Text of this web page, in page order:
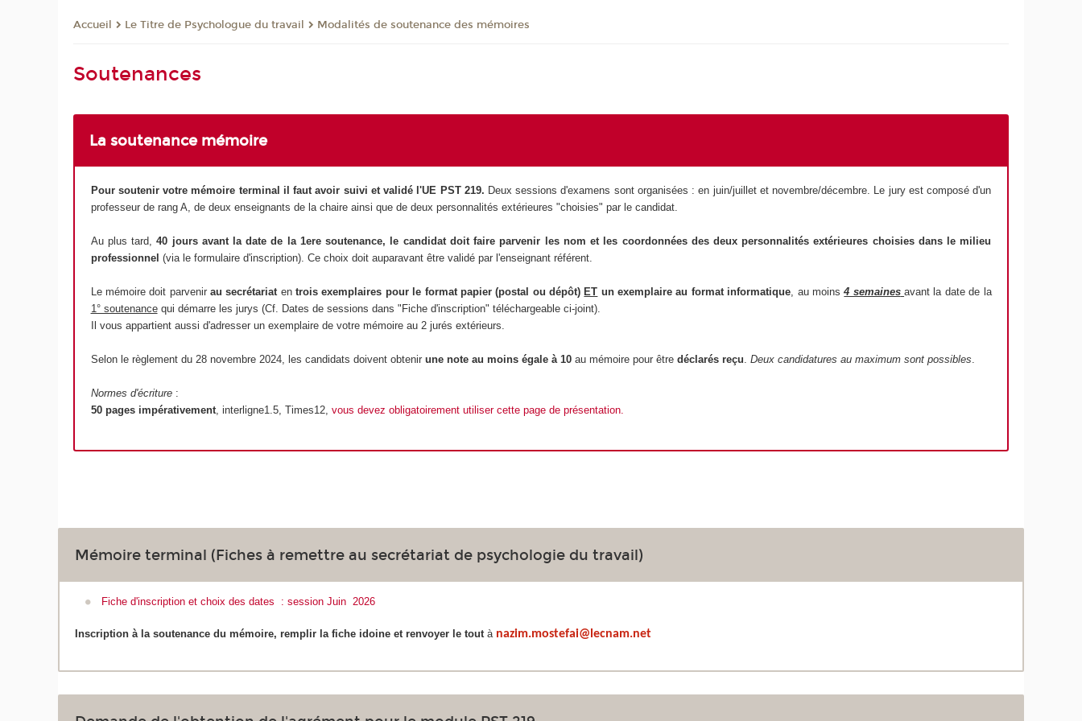
Accueil Le Titre de Psychologue du travail Modalités de soutenance des mémoires
Soutenances
La soutenance mémoire
Pour soutenir votre mémoire terminal il faut avoir suivi et validé l'UE PST 219. Deux sessions d'examens sont organisées : en juin/juillet et novembre/décembre. Le jury est composé d'un
professeur de rang A, de deux enseignants de la chaire ainsi que de deux personnalités extérieures "choisies" par le candidat.
Au plus tard,40 jours avant la date de la 1ere soutenance, le candidat doit faire parvenir les nom et les coordonnées des deux personnalités extérieures choisies dans le milieu
professionnel (via le formulaire d'inscription). Ce choix doit auparavant être validé par l'enseignant référent.
Le mémoire doit parvenir au secrétariat entrois exemplaires pour le format papier (postal ou dépôt) ET un exemplaire au format informatique, au moins 4 semaines avant la date de la
1° soutenancequi démarre les jurys (Cf. Dates de sessions dans "Fiche d'inscription" téléchargeable ci-joint).
Il vous appartient aussi d'adresser un exemplaire de votre mémoire au 2 jurés extérieurs.
Selon le règlement du 28 novembre 2024, les candidats doivent obtenir une note au moins égale à 10au mémoire pour être déclarés reçu. Deux candidatures au maximum sont possibles.
Normes d'écriture:
50 pages impérativement, interligne1.5, Times12, vous devez obligatoirement utiliser cette page de présentation.
Mémoire terminal (Fiches à remettre au secrétariat de psychologie du travail)
Fiche d'inscription et choix des dates : session Juin 2026
Inscription à la soutenance du mémoire, remplir la fiche idoine et renvoyer le toutà nazim.mostefai@lecnam.net